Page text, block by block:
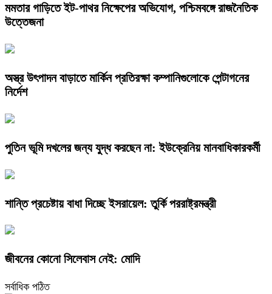
মমতার গাড়িতে ইট-পাথর নিক্ষেপের অভিযোগ, পশ্চিমবঙ্গে রাজনৈতিক
উত্তেজনা
অস্ত্র উৎপাদন বাড়াতে মার্কিন প্রতিরক্ষা কম্পানিগুলোকে পেন্টাগনের
নির্দেশ
পুতিন ভূমি দখলের জন্য যুদ্ধ করছেন না: ইউক্রেনিয় মানবাধিকারকর্মী
শান্তি প্রচেষ্টায় বাধা দিচ্ছে ইসরায়েল: তুর্কি পররাষ্ট্রমন্ত্রী
জীবনের কোনো সিলেবাস নেই: মোদি
সর্বাধিক পঠিত